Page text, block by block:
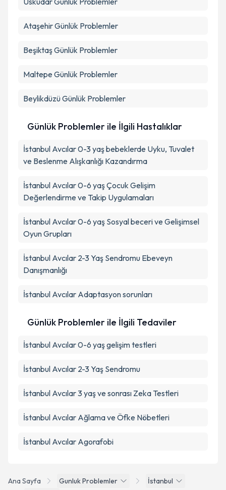
Ana Sayfa Gunluk Problemler
İstanbul
AtaşehirGünlük Problemler
BeşiktaşGünlük Problemler
Maltepe Günlük Problemler
BeylikdüzüGünlük Problemler
Günlük Problemler ile İlgili Hastalıklar
İstanbul Avcılar 0-3 yaş bebeklerde Uyku, Tuvalet
ve Beslenme Alışkanlığı Kazandırma
İstanbul Avcılar 0-6 yaş Çocuk Gelişim
Değerlendirme ve Takip Uygulamaları
İstanbul Avcılar 0-6 yaş Sosyal beceri ve Gelişimsel
Oyun Grupları
İstanbul Avcılar 2-3 Yaş Sendromu Ebeveyn
Danışmanlığı
İstanbul Avcılar Adaptasyon sorunları
Günlük Problemler ile İlgili Tedaviler
İstanbul Avcılar 0-6 yaş gelişim testleri
İstanbul Avcılar 2-3 Yaş Sendromu
İstanbul Avcılar 3 yaş ve sonrası Zeka Testleri
İstanbul Avcılar Ağlama ve Öfke Nöbetleri
İstanbul Avcılar Agorafobi